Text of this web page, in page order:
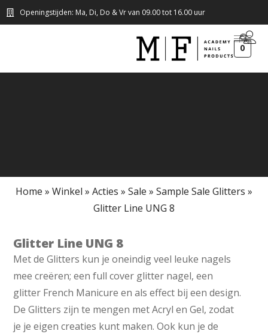
Openingstijden: Ma, Di, Do & Vr van 09.00 tot 16.00 uur
0
Home » Winkel » Acties » Sale » Sample Sale Glitters »
Glitter Line UNG 8
Glitter Line UNG 8
Met de Glitters kun je oneindig veel leuke nagels
mee creëren; een full cover glitter nagel, een
glitter French Manicure en als effect bij een design.
De Glitters zijn te mengen met Acryl en Gel, zodat
je je eigen creaties kunt maken. Ook kun je de